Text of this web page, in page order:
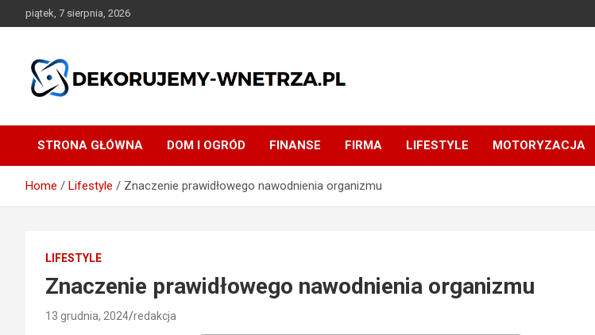
to
piątek, 7 sierpnia, 2026
dekorujemy-wnetrza.pl
STRONA GŁÓWNA DOM I OGRÓD FINANSE FIRMA LIFESTYLE MOTORYZACJA
Home Lifestyle Znaczenie prawidłowego nawodnienia organizmu
LIFESTYLE
Znaczenie prawidłowego nawodnienia organizmu
13 grudnia, 2024 redakcja